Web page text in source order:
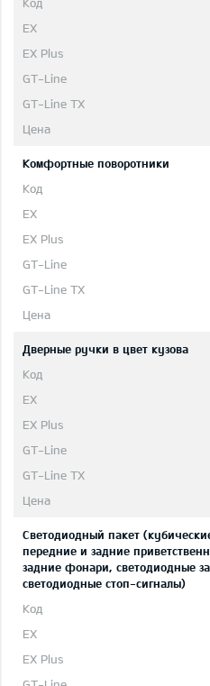
Комфортные поворотники
Дверные ручки в цвет кузова
Светодиодный пакет
передние и задние
задние фонари, светодиодные
светодиодные стоп-сигналы)